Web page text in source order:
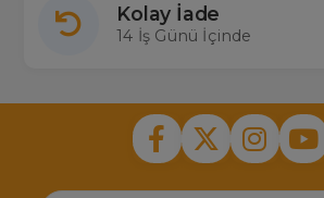
Kolay İade
14 İş Günü İçinde